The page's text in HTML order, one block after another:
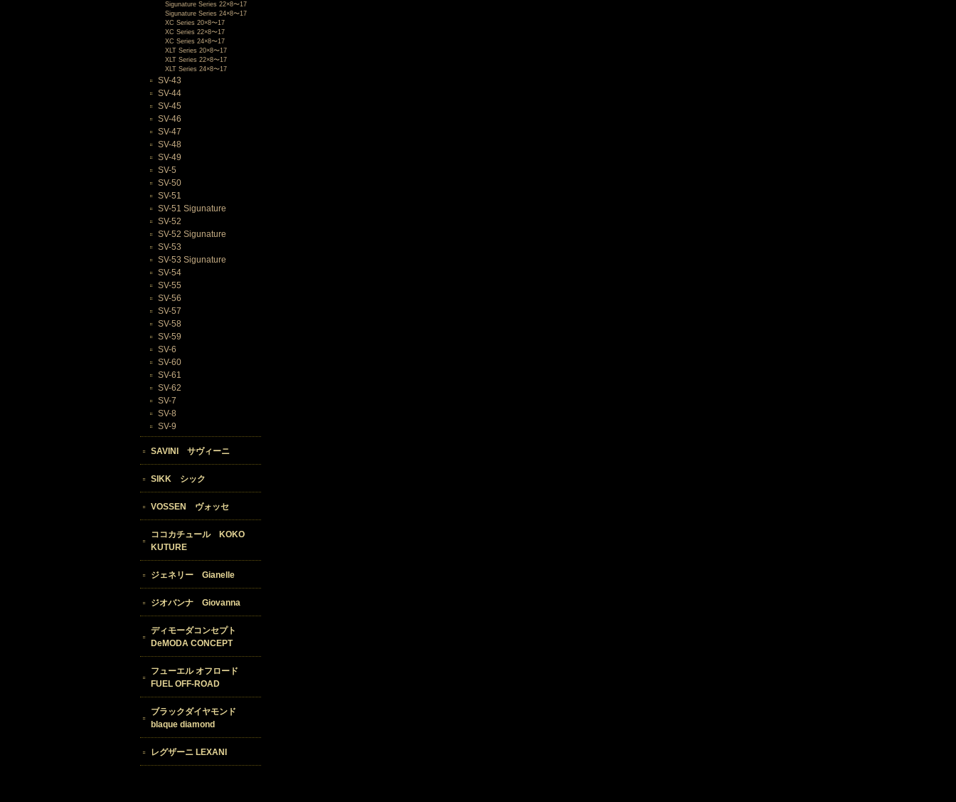
Sigunature Series 22×8〜17
Sigunature Series 24×8〜17
XC Series 20×8〜17
XC Series 22×8〜17
XC Series 24×8〜17
XLT Series 20×8〜17
XLT Series 22×8〜17
XLT Series 24×8〜17
SV-43
SV-44
SV-45
SV-46
SV-47
SV-48
SV-49
SV-5
SV-50
SV-51
SV-51 Sigunature
SV-52
SV-52 Sigunature
SV-53
SV-53 Sigunature
SV-54
SV-55
SV-56
SV-57
SV-58
SV-59
SV-6
SV-60
SV-61
SV-62
SV-7
SV-8
SV-9
SAVINI サヴィーニ
SIKK シック
VOSSEN ヴォッセ
ココカチュール KOKO
KUTURE
ジェネリー Gianelle
ジオバンナ Giovanna
ディモーダコンセプト
DeMODA CONCEPT
フューエル オフロード
FUEL OFF-ROAD
ブラックダイヤモンド
blaque diamond
レグザーニ LEXANI